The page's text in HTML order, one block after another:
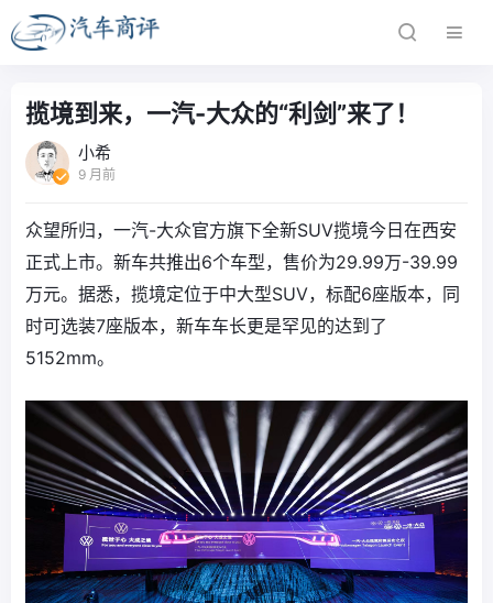
揽境到来，一汽-大众的“利剑”来了！
小希
9 月前
众望所归，一汽-大众官方旗下全新SUV揽境今日在西安
正式上市。新车共推出6个车型，售价为29.99万-39.99
万元。据悉，揽境定位于中大型SUV，标配6座版本，同
时可选装7座版本，新车车长更是罕见的达到了
5152mm。